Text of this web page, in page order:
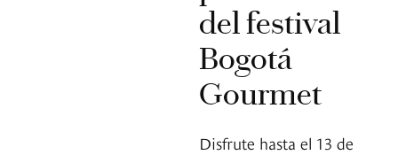
del festival
Bogotá
Gourmet
Disfrute hasta el 13 de